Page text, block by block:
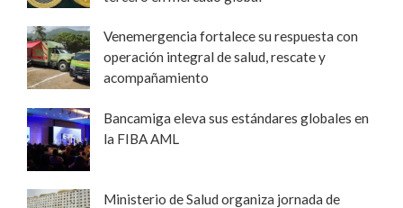
Venemergencia fortalece su respuesta con
operación integral de salud, rescate y
acompañamiento
Bancamiga eleva sus estándares globales en
la FIBA AML
Ministerio de Salud organiza jornada de